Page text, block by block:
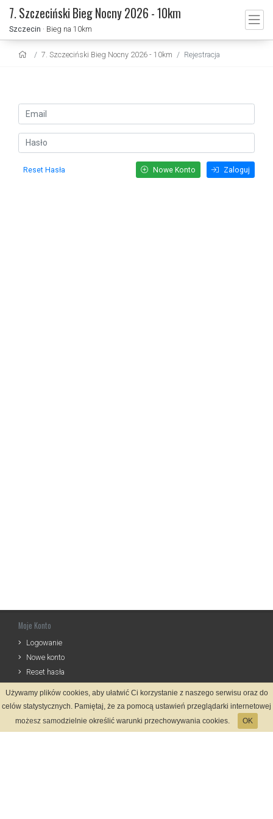
7. Szczeciński Bieg Nocny 2026 - 10km
Szczecin · Bieg na 10km
7. Szczeciński Bieg Nocny 2026 - 10km Rejestracja
Zaloguj
Nowe Konto
Reset Hasła
Moje Konto
Logowanie
Nowe konto
Reset hasła
Informacje
Regulamin
Używamy plików cookies, aby ułatwić Ci korzystanie z naszego serwisu oraz do
celów statystycznych. Pamiętaj, że za pomocą ustawień przeglądarki internetowej
możesz samodzielnie określić warunki przechowywania cookies.
OK